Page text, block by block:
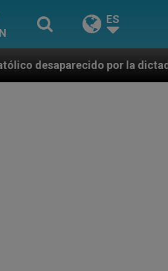
ES
la dictadura nicaragüense